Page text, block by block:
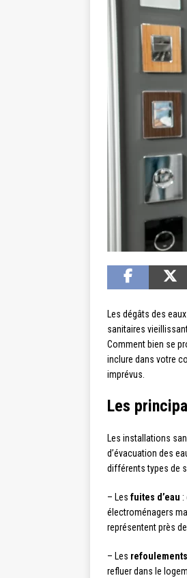
Les dégâts des
sanitaires
Comment bien se
inclure dans votre
imprévus.
Les
Les installations
d’évacuation des
différents types de
– Les fuites d’eau :
électroménagers
représentent près
– Les
refluer dans le